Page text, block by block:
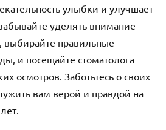
улыбки и улучшает
уделять внимание
выбирайте правильные
и посещайте стоматолога
осмотров. Заботьтесь о своих
вам верой и правдой на